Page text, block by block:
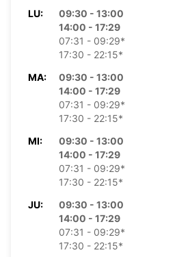
LU:
09:30 - 13:00
14:00 - 17:29
07:31 - 09:29*
17:30 - 22:15*
MA:
09:30 - 13:00
14:00 - 17:29
07:31 - 09:29*
17:30 - 22:15*
MI:
09:30 - 13:00
14:00 - 17:29
07:31 - 09:29*
17:30 - 22:15*
JU:
09:30 - 13:00
14:00 - 17:29
07:31 - 09:29*
17:30 - 22:15*